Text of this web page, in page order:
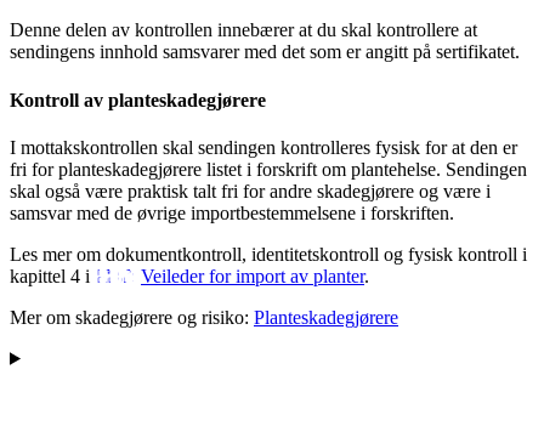
Denne delen av kontrollen innebærer at du skal kontrollere at
sendingens innhold samsvarer med det som er angitt på sertifikatet.
Kontroll av planteskadegjørere
I mottakskontrollen skal sendingen kontrolleres fysisk for at den er
fri for planteskadegjørere listet i forskrift om plantehelse. Sendingen
skal også være praktisk talt fri for andre skadegjørere og være i
samsvar med de øvrige importbestemmelsene i forskriften.
Les mer om dokumentkontroll, identitetskontroll og fysisk kontroll i
kapittel 4 i
Veileder for import av planter.
Mer om skadegjørere og risiko: Planteskadegjørere